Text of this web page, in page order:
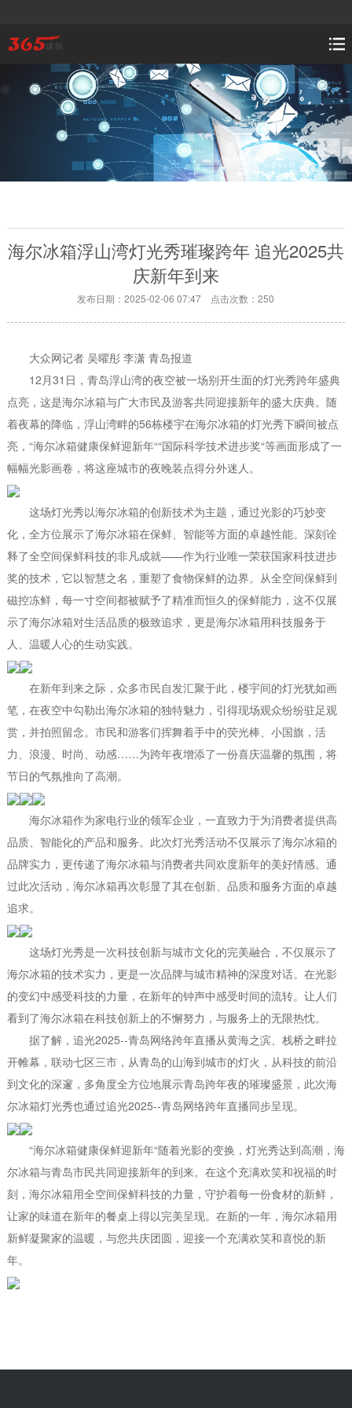
海尔冰箱浮山湾灯光秀璀璨跨年 追光2025共
庆新年到来
发布日期：2025-02-06 07:47 点击次数：250
大众网记者 吴曜彤 李潇 青岛报道
12月31日，青岛浮山湾的夜空被一场别开生面的灯光秀跨年盛典
点亮，这是海尔冰箱与广大市民及游客共同迎接新年的盛大庆典。随
着夜幕的降临，浮山湾畔的56栋楼宇在海尔冰箱的灯光秀下瞬间被点
亮，“海尔冰箱健康保鲜迎新年““国际科学技术进步奖“等画面形成了一
幅幅光影画卷，将这座城市的夜晚装点得分外迷人。
这场灯光秀以海尔冰箱的创新技术为主题，通过光影的巧妙变
化，全方位展示了海尔冰箱在保鲜、智能等方面的卓越性能。深刻诠
释了全空间保鲜科技的非凡成就——作为行业唯一荣获国家科技进步
奖的技术，它以智慧之名，重塑了食物保鲜的边界。从全空间保鲜到
磁控冻鲜，每一寸空间都被赋予了精准而恒久的保鲜能力，这不仅展
示了海尔冰箱对生活品质的极致追求，更是海尔冰箱用科技服务于
人、温暖人心的生动实践。
在新年到来之际，众多市民自发汇聚于此，楼宇间的灯光犹如画
笔，在夜空中勾勒出海尔冰箱的独特魅力，引得现场观众纷纷驻足观
赏，并拍照留念。市民和游客们挥舞着手中的荧光棒、小国旗，活
力、浪漫、时尚、动感……为跨年夜增添了一份喜庆温馨的氛围，将
节日的气氛推向了高潮。
海尔冰箱作为家电行业的领军企业，一直致力于为消费者提供高
品质、智能化的产品和服务。此次灯光秀活动不仅展示了海尔冰箱的
品牌实力，更传递了海尔冰箱与消费者共同欢度新年的美好情感。通
过此次活动，海尔冰箱再次彰显了其在创新、品质和服务方面的卓越
追求。
这场灯光秀是一次科技创新与城市文化的完美融合，不仅展示了
海尔冰箱的技术实力，更是一次品牌与城市精神的深度对话。在光影
的变幻中感受科技的力量，在新年的钟声中感受时间的流转。让人们
看到了海尔冰箱在科技创新上的不懈努力，与服务上的无限热忱。
据了解，追光2025--青岛网络跨年直播从黄海之滨、栈桥之畔拉
开帷幕，联动七区三市，从青岛的山海到城市的灯火，从科技的前沿
到文化的深邃，多角度全方位地展示青岛跨年夜的璀璨盛景，此次海
尔冰箱灯光秀也通过追光2025--青岛网络跨年直播同步呈现。
“海尔冰箱健康保鲜迎新年“随着光影的变换，灯光秀达到高潮，海
尔冰箱与青岛市民共同迎接新年的到来。在这个充满欢笑和祝福的时
刻，海尔冰箱用全空间保鲜科技的力量，守护着每一份食材的新鲜，
让家的味道在新年的餐桌上得以完美呈现。在新的一年，海尔冰箱用
新鲜凝聚家的温暖，与您共庆团圆，迎接一个充满欢笑和喜悦的新
年。